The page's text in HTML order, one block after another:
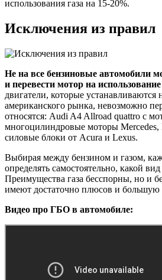
использования газа на 15-20%.
Исключения из правил
Не на все бензиновые автомобили
и перевести мотор на использование
двигатели, которые устанавливаются
американского рынка, невозможно
относятся: Audi A4 Allroad quattro c
многоцилиндровые моторы Mercedes,
силовые блоки от Acura и Lexus.
Выбирая между бензином и газом,
определять самостоятельно, какой
Преимущества газа бесспорны, но и
имеют достаточно плюсов и
Видео про ГБО в автомобиле: